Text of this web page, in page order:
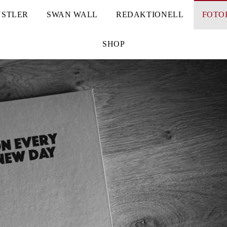
SWAN WALL REDAKTIONELL
SHOP